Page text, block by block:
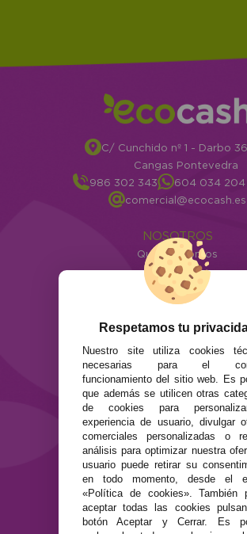
C/ Cunchido nº 1 - Darbo
Cangas Pontevedra
986 302 343
604 034 204
comercial@ecocash.es
NOSOTROS
Quiénes somos
Info
ATENCIÓN AL CLIENTE
Envíos y devoluciones
Preguntas Frecuentes
Contacto
SEGURIDAD Y
Términos y condiciones de
Política de privacidad
Política de cookies
Respetamos tu
Nuestro site utiliza cookies
necesarias para el
funcionamiento del sitio web. Es
que además se utilicen otras
de cookies para
experiencia de usuario, divulgar
comerciales personalizadas o
análisis para optimizar nuestra
usuario puede retirar su
en todo momento, desde el
«Política de cookies». También
aceptar todas las cookies
botón Aceptar y Cerrar. Es